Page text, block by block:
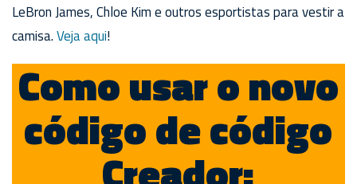
LeBron James, Chloe Kim e outros esportistas para vestir a
camisa.Veja aqui!
Como usar o novo
código de código